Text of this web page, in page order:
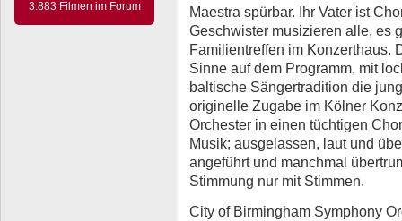
3.883 Filmen im Forum
Maestra spürbar. Ihr Vater ist
Geschwister musizieren alle, es
Familientreffen im Konzerthaus.
Sinne auf dem Programm, mit
baltische Sängertradition die
originelle Zugabe im Kölner
Orchester in einen tüchtigen
Musik; ausgelassen, laut und
angeführt und manchmal
Stimmung nur mit Stimmen.
City of Birmingham Symphony